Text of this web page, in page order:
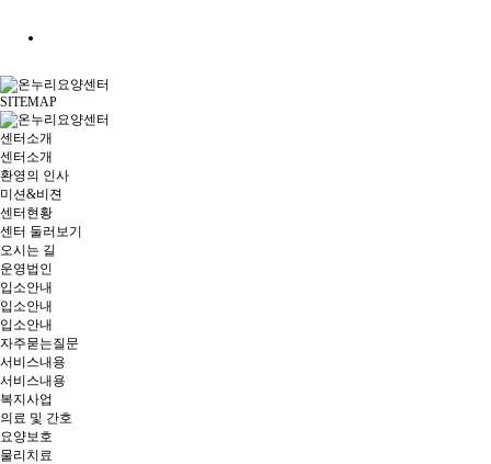
SITEMAP
센터소개
센터소개
환영의 인사
미션&비젼
센터현황
센터 둘러보기
오시는 길
운영법인
입소안내
입소안내
입소안내
자주묻는질문
서비스내용
서비스내용
복지사업
의료 및 간호
요양보호
물리치료